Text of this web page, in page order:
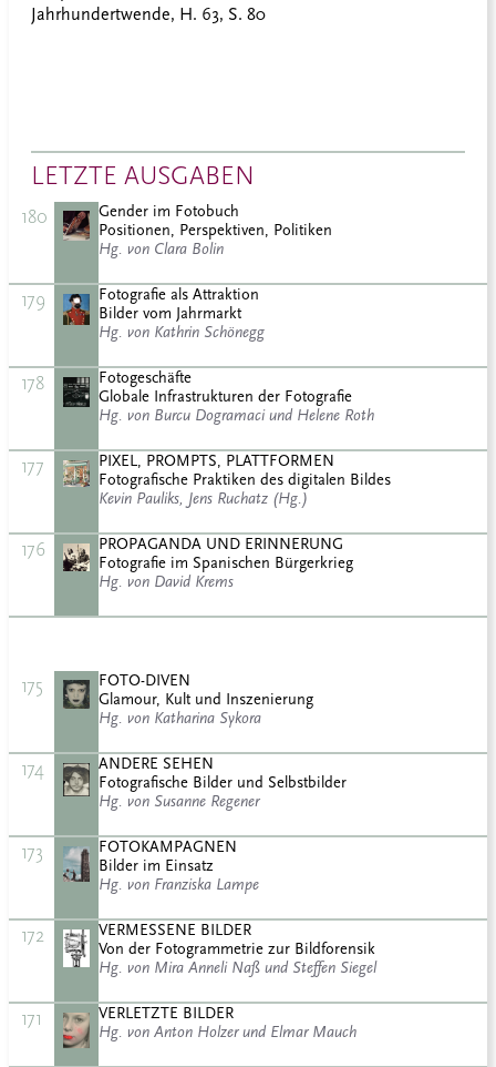
Jahrhundertwende, H. 63, S. 80
LETZTE AUSGABEN
180
Gender im Fotobuch
Positionen, Perspektiven, Politiken
Hg. von Clara Bolin
179
Fotografie als Attraktion
Bilder vom Jahrmarkt
Hg. von Kathrin Schönegg
178
Fotogeschäfte
Globale Infrastrukturen der Fotografie
Hg. von Burcu Dogramaci und Helene Roth
177
PIXEL, PROMPTS, PLATTFORMEN
Fotografische Praktiken des digitalen Bildes
Kevin Pauliks, Jens Ruchatz (Hg.)
176
PROPAGANDA UND ERINNERUNG
Fotografie im Spanischen Bürgerkrieg
Hg. von David Krems
175
FOTO-DIVEN
Glamour, Kult und Inszenierung
Hg. von Katharina Sykora
174
ANDERE SEHEN
Fotografische Bilder und Selbstbilder
Hg. von Susanne Regener
173
FOTOKAMPAGNEN
Bilder im Einsatz
Hg. von Franziska Lampe
172
VERMESSENE BILDER
Von der Fotogrammetrie zur Bildforensik
Hg. von Mira Anneli Naß und Steffen Siegel
171
VERLETZTE BILDER
Hg. von Anton Holzer und Elmar Mauch